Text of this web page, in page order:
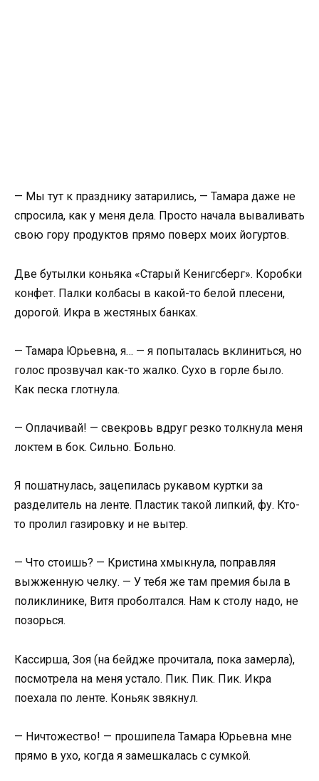
— Мы тут к празднику затарились, — Тамара даже не
спросила, как у меня дела. Просто начала вываливать
свою гору продуктов прямо поверх моих йогуртов.
Две бутылки коньяка «Старый Кенигсберг». Коробки
конфет. Палки колбасы в какой-то белой плесени,
дорогой. Икра в жестяных банках.
— Тамара Юрьевна, я… — я попыталась вклиниться, но
голос прозвучал как-то жалко. Сухо в горле было.
Как песка глотнула.
— Оплачивай! — свекровь вдруг резко толкнула меня
локтем в бок. Сильно. Больно.
Я пошатнулась, зацепилась рукавом куртки за
разделитель на ленте. Пластик такой липкий, фу. Кто-
то пролил газировку и не вытер.
— Что стоишь? — Кристина хмыкнула, поправляя
выжженную челку. — У тебя же там премия была в
поликлинике, Витя проболтался. Нам к столу надо, не
позорься.
Кассирша, Зоя (на бейдже прочитала, пока замерла),
посмотрела на меня устало. Пик. Пик. Пик. Икра
поехала по ленте. Коньяк звякнул.
— Ничтожество! — прошипела Тамара Юрьевна мне
прямо в ухо, когда я замешкалась с сумкой.